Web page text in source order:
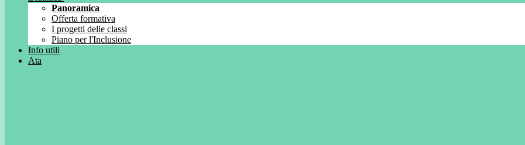
Panoramica
Offerta formativa
I progetti delle classi
Piano per l'Inclusione
Info utili
Ata